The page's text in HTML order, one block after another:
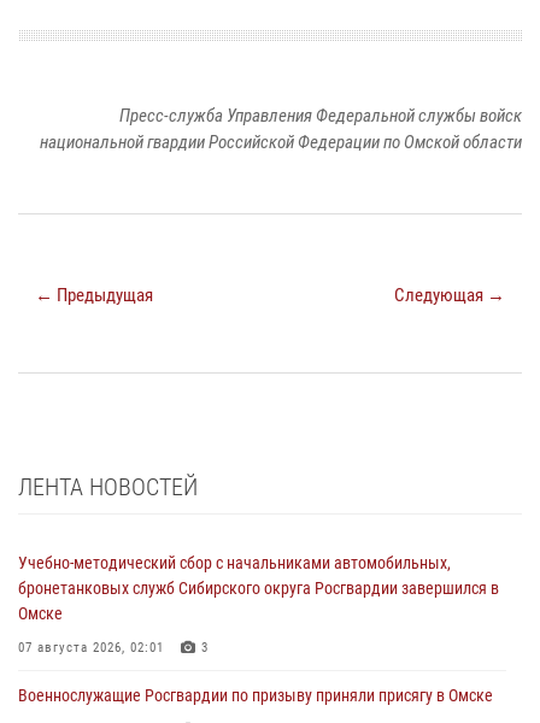
Пресс-служба Управления Федеральной службы войск
национальной гвардии Российской Федерации по Омской области
← Предыдущая Следующая →
ЛЕНТА НОВОСТЕЙ
Учебно-методический сбор с начальниками автомобильных,
бронетанковых служб Сибирского округа Росгвардии завершился в
Омске
07 августа 2026, 02:01 3
Военнослужащие Росгвардии по призыву приняли присягу в Омске